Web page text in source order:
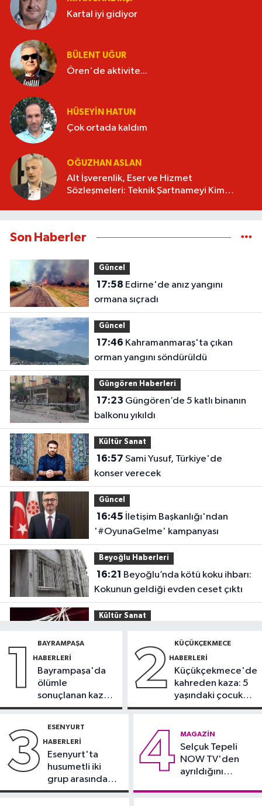
Kartal iyi gidiyor
BÜLENT UĞUR
Ören'de aktivite...
HÜSEYIN HATUN
Çok ortada kaldım
OĞUZHAN ASLAN
Alt İşverenlik, Eser ve Hizmet
Sözleşmeleri: Teknik Şartnameyi Kim
Son Haberler
Güncel
17:58
ormana sıçradı
Güncel
17:46
orman yangını söndürüldü
Güngören Haberleri
17:23
balkonu yıkıldı
Kültür Sanat
16:57
konser verecek
Güncel
16:45
'#OyunaGelme' kampanyası
Beyoğlu Haberleri
16:21
Kokunun geldiği evden ceset çıktı
Kültür Sanat
sahne aldı
İstanbul Haberleri
alarmı: Ekipler harekete geçti
yasaklandı
1 BAYRAMPAŞA
HABERLERI
Bayrampaşa'da
ölümle
sonuçlanan kaza:
Sürücü
2 KÜÇÜKÇEKMECE
HABERLERI
Küçükçekmece'de
kahreden kaza: 5
yaşındaki çocuk
yoğun bakımda
3 ESENYURT
HABERLERI
Esenyurt'ta
husumetli iki
grup arasında
silahlı kavga
4 MAGAZIN
Selçuk Tepeli
NOW TV'den
ayrıldığını